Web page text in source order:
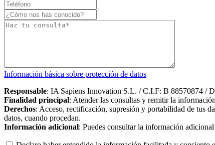
Información básica sobre protección de datos
Responsable: IA Sapiens Innovation S.L. / C.I.F: B 88570874 /
Finalidad principal: Atender las consultas y remitir la
Derechos: Acceso, rectificación, supresión y portabilidad de tus
datos, cuando procedan.
Información adicional: Puedes consultar la información